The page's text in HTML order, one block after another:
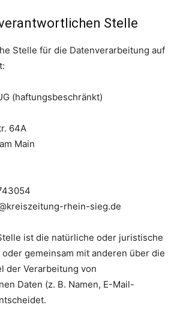
Stelle
Stelle für die Datenverarbeitung auf
(haftungsbeschränkt)
64A
Main
rhein-sieg.de
ist die natürliche oder juristische
gemeinsam mit anderen über die
der Verarbeitung von
Daten (z. B. Namen, E-Mail-